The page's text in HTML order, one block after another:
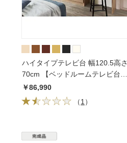
ハイタイプテレビ台 幅120.5高さ
70cm 【ベッドルームテレビ台シ
リーズ】
￥86,990
（1 ）